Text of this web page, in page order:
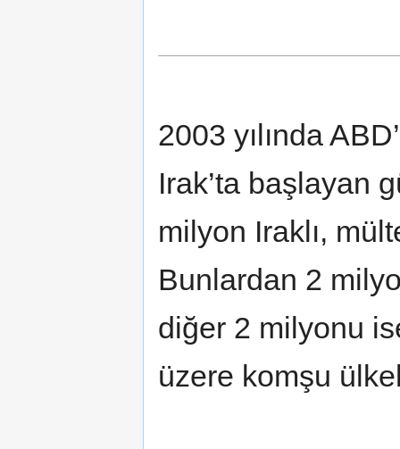
2003 yılında
Irak’ta başlayan
milyon Iraklı,
Bunlardan 2
diğer 2 milyonu
üzere komşu